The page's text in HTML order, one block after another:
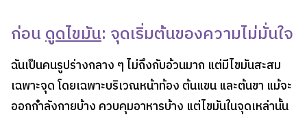
ก่อนดูดไขมัน: จุดเริ่มต้นของความไม่มั่นใจ
ฉันเป็นคนรูปร่างกลาง ๆ ไม่ถึงกับอ้วนมาก แต่มีไขมันสะสม
เฉพาะจุด โดยเฉพาะบริเวณหน้าท้อง ต้นแขน และต้นขา แม้จะ
ออกกำลังกายบ้าง ควบคุมอาหารบ้าง แต่ไขมันในจุดเหล่านั้น